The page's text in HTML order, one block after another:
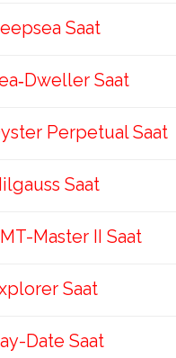
Saat
Saat
Perpetual Saat
Saat
Master II Saat
Saat
Date Saat